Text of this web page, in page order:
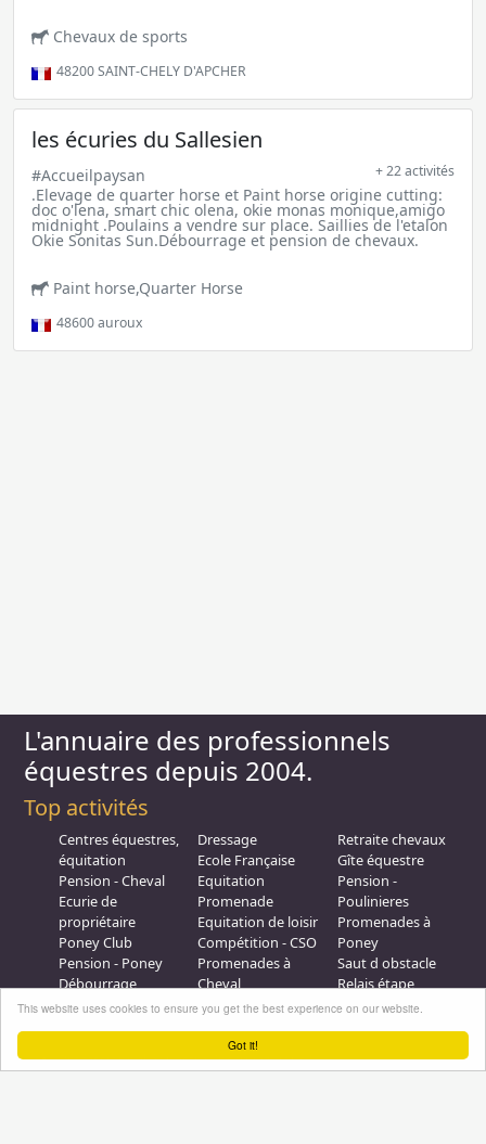
Got it!
This website uses cookies to ensure you get the best experience on our website.
Chevaux de sports
48200SAINT-CHELY D'APCHER
les écuries du Sallesien
#Accueilpaysan + 22 activités
.Elevage de quarter horse et Paint horse origine cutting:
doc o'lena, smart chic olena, okie monas monique,amigo
midnight .Poulains a vendre sur place. Saillies de l'etalon
Okie Sonitas Sun.Débourrage et pension de chevaux.
Paint horse,Quarter Horse
48600auroux
L'annuaire des professionnels
équestres depuis 2004.
Top activités
Centres équestres,
équitation
Pension - Cheval
Ecurie de
propriétaire
Poney Club
Pension - Poney
Débourrage
Elevage
Dressage
Ecole Française
Equitation
Promenade
Equitation de loisir
Compétition - CSO
Promenades à
Cheval
Galops - Equitation
Retraite chevaux
Gîte équestre
Pension -
Poulinieres
Promenades à
Poney
Saut d obstacle
Relais étape
Plus d'infos
Professionnel équestre, Inscrivez-vous !